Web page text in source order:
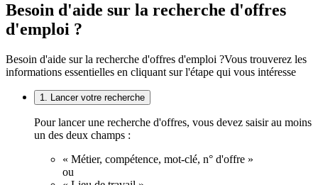
Besoin d'aide sur la recherche d'offres
d'emploi ?
Besoin d'aide sur la recherche d'offres d'emploi ?Vous trouverez les
informations essentielles en cliquant sur l'étape qui vous intéresse
1. Lancer votre recherche
Pour lancer une recherche d'offres, vous devez saisir au moins
un des deux champs :
« Métier, compétence, mot-clé, n° d'offre »
ou